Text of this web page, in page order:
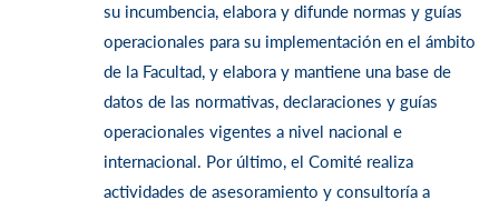
su incumbencia, elabora y difunde normas y guías
operacionales para su implementación en el ámbito
de la Facultad, y elabora y mantiene una base de
datos de las normativas, declaraciones y guías
operacionales vigentes a nivel nacional e
internacional. Por último, el Comité realiza
actividades de asesoramiento y consultoría a